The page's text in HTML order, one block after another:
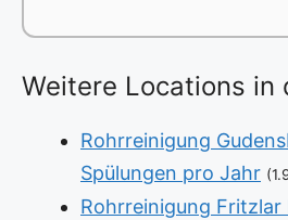
Weitere Locations in
Rohrreinigung
Spülungen pro Jahr
Rohrreinigung Fritzlar